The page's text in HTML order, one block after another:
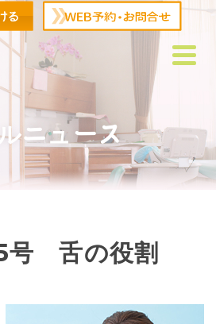
ニュース
号 舌の役割